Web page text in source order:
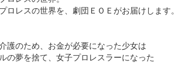
ロレスの世界を、劇団ＥＯＥがお届けします。
護のため、お金が必要になった少女は
の夢を捨て、女子プロレスラーになった